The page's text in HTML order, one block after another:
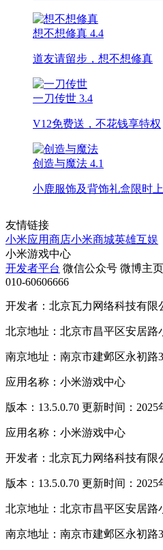
想不想修真 4.4
道友请留步，想不想修真
一刀传世 3.4
V12免费送，不花钱享特权
创造与魔法 4.1
小鹿服饰及背饰礼盒限时
友情链接
小米应用商店小米商城英雄互娱
小米游戏中心
开发者平台 微信公众号 微博主页
010-60606666
开发者：北京瓦力网络科技有限
北京地址：北京市昌平区安居路
南京地址：南京市建邺区永初路
应用名称：小米游戏中心
版本：13.5.0.70 更新时间：2025
应用名称：小米游戏中心
开发者：北京瓦力网络科技有限
版本：13.5.0.70 更新时间：2025
北京地址：北京市昌平区安居路
南京地址：南京市建邺区永初路